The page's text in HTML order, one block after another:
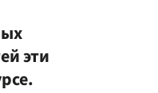
эти